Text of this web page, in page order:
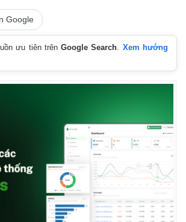
Multimedia
Video
Ảnh
E-Magazine
Infographic
Google
ưu tiên trênGoogle Search. Xem hướng